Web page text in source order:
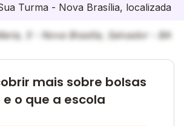
Turma - Nova Brasília, localizada
5 - Nova Brasilia, Salvador - BA
mais sobre bolsas
o que a escola